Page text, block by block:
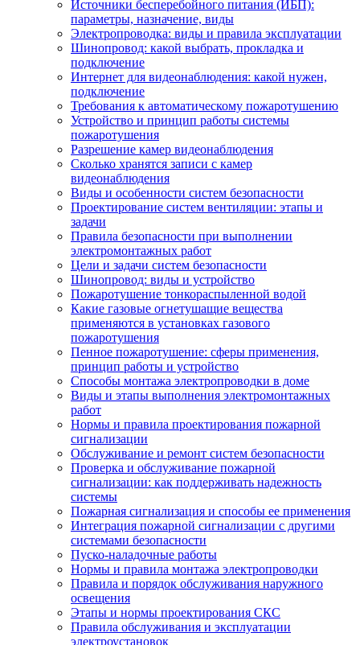
Источники бесперебойного питания (ИБП):
параметры, назначение, виды
Электропроводка: виды и правила эксплуатации
Шинопровод: какой выбрать, прокладка и
подключение
Интернет для видеонаблюдения: какой нужен,
подключение
Требования к автоматическому пожаротушению
Устройство и принцип работы системы
пожаротушения
Разрешение камер видеонаблюдения
Сколько хранятся записи с камер
видеонаблюдения
Виды и особенности систем безопасности
Проектирование систем вентиляции: этапы и
задачи
Правила безопасности при выполнении
электромонтажных работ
Цели и задачи систем безопасности
Шинопровод: виды и устройство
Пожаротушение тонкораспыленной водой
Какие газовые огнетушащие вещества
применяются в установках газового
пожаротушения
Пенное пожаротушение: сферы применения,
принцип работы и устройство
Способы монтажа электропроводки в доме
Виды и этапы выполнения электромонтажных
работ
Нормы и правила проектирования пожарной
сигнализации
Обслуживание и ремонт систем безопасности
Проверка и обслуживание пожарной
сигнализации: как поддерживать надежность
системы
Пожарная сигнализация и способы ее применения
Интеграция пожарной сигнализации с другими
системами безопасности
Пуско-наладочные работы
Нормы и правила монтажа электропроводки
Правила и порядок обслуживания наружного
освещения
Этапы и нормы проектирования СКС
Правила обслуживания и эксплуатации
электроустановок